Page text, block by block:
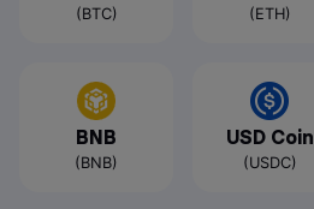
(BTC) (ETH)
BNB
(BNB)
USD Coin
(USDC)